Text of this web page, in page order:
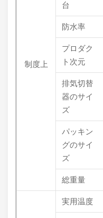
制度上
台
防水率
プロダク
ト次元
排気切替
器のサイ
ズ
パッキン
グのサイ
ズ
総重量
実用温度